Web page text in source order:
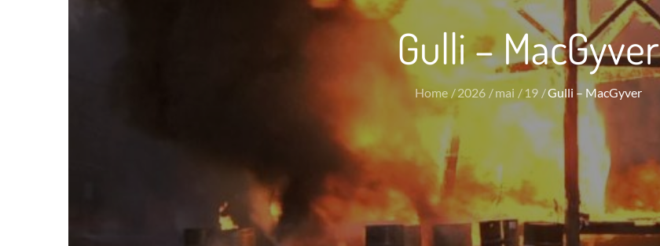
Gulli – MacGyver
Home 2026 mai 19 Gulli – MacGyver